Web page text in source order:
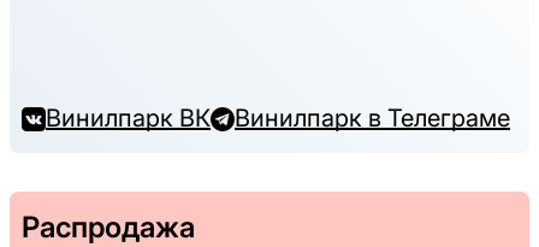
Винилпарк ВК Винилпарк в Телеграме
Распродажа